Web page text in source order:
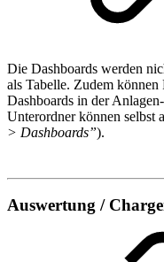
Die Dashboards werden
als Tabelle. Zudem
Dashboards in der
Unterordner können selbst
> Dashboards”).
Auswertung /